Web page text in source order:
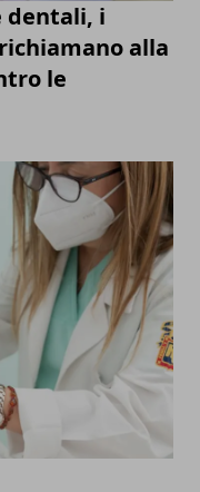
dentali, i
alla
le